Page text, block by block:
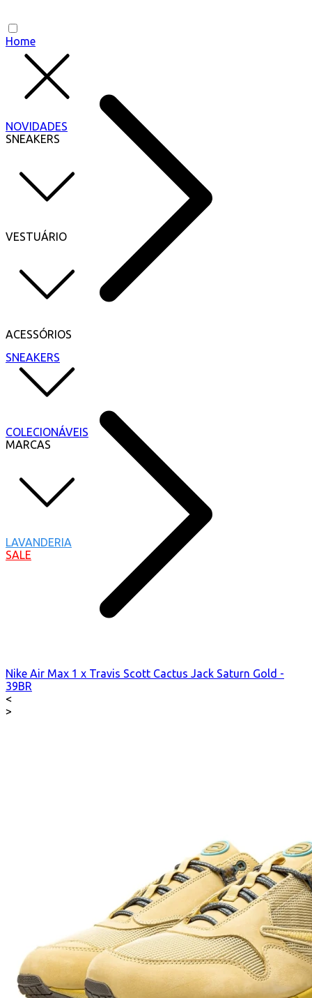
NOVIDADES
SNEAKERS
VESTUÁRIO
ACESSÓRIOS
COLECIONÁVEIS
MARCAS
LAVANDERIA
SALE
Home
SNEAKERS
Nike Air Max 1 x Travis Scott Cactus Jack Saturn Gold -
39BR
<
>